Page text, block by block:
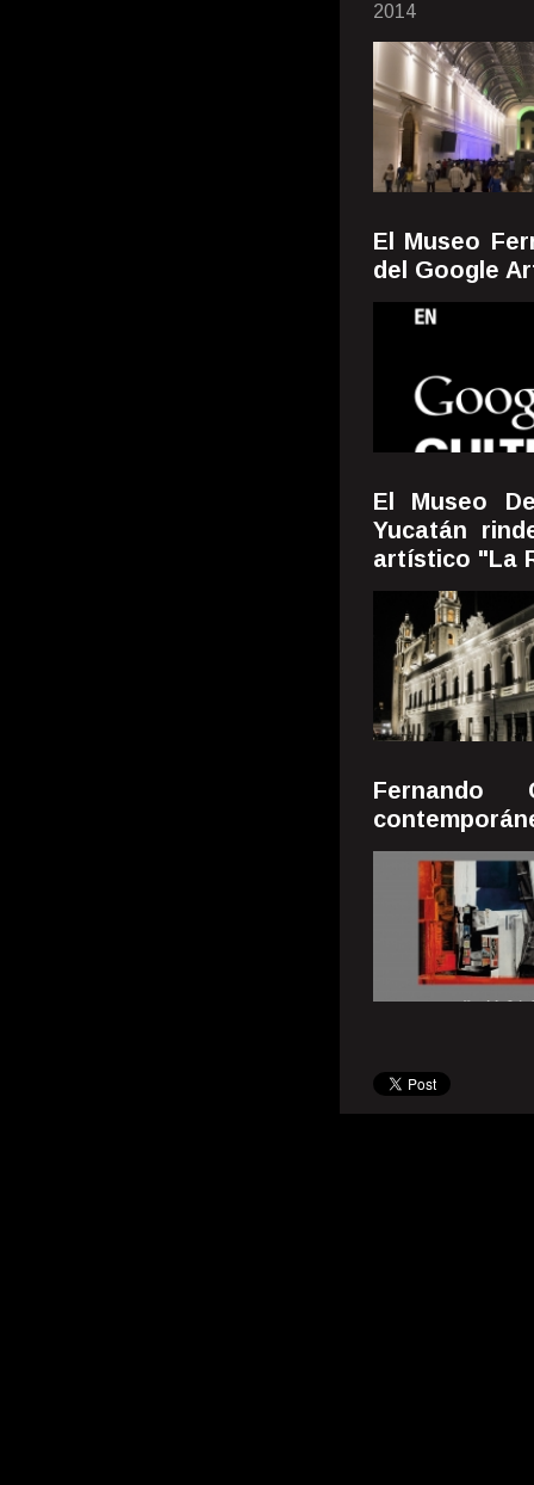
2014
El Museo
del Google
El Museo
Yucatán
artístico "La
Fernando